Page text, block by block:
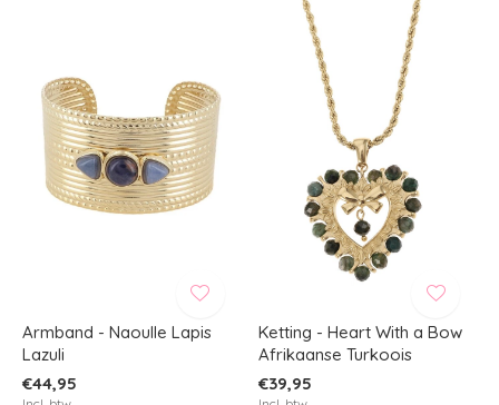
Armband - Naoulle Lapis
Lazuli
€44,95
Ketting - Heart With a Bow
Afrikaanse Turkoois
€39,95